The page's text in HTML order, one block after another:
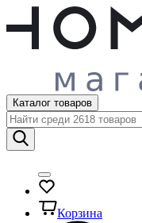
Каталог товаров
Корзина